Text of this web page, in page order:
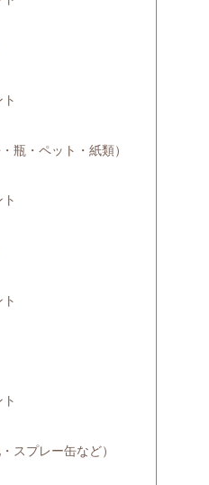
瓶・ペット・紙類）
スプレー缶など）